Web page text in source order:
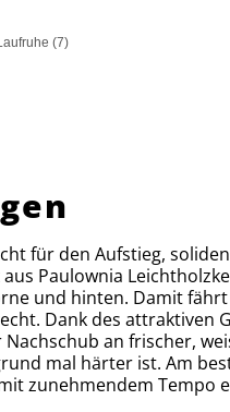
(7)
für den Aufstieg,
Paulownia
und hinten. Damit
Dank des
an frischer,
mal härter ist. Am
zunehmendem